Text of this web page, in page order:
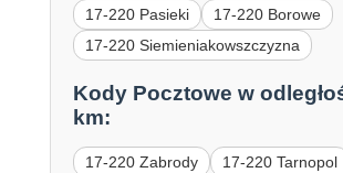
17-220 Pasieki
17-220 Borowe
17-220 Siemieniakowszczyzna
Kody Pocztowe w
km:
17-220 Zabrody
17-220 Tarnopol